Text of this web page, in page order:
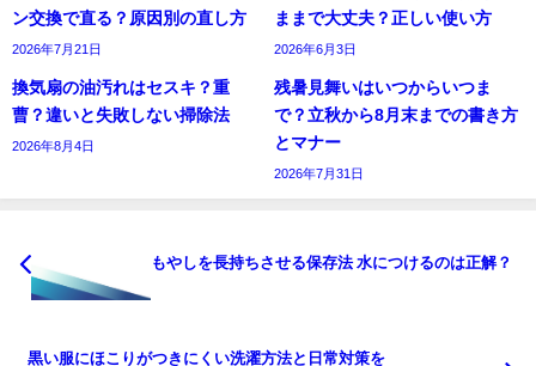
ン交換で直る？原因別の直し方
2026年7月21日
ままで大丈夫？正しい使い方
2026年6月3日
換気扇の油汚れはセスキ？重
曹？違いと失敗しない掃除法
2026年8月4日
残暑見舞いはいつからいつま
で？立秋から8月末までの書き方
とマナー
2026年7月31日
もやしを長持ちさせる保存法 水につけるのは正解？
黒い服にほこりがつきにくい洗濯方法と日常対策を